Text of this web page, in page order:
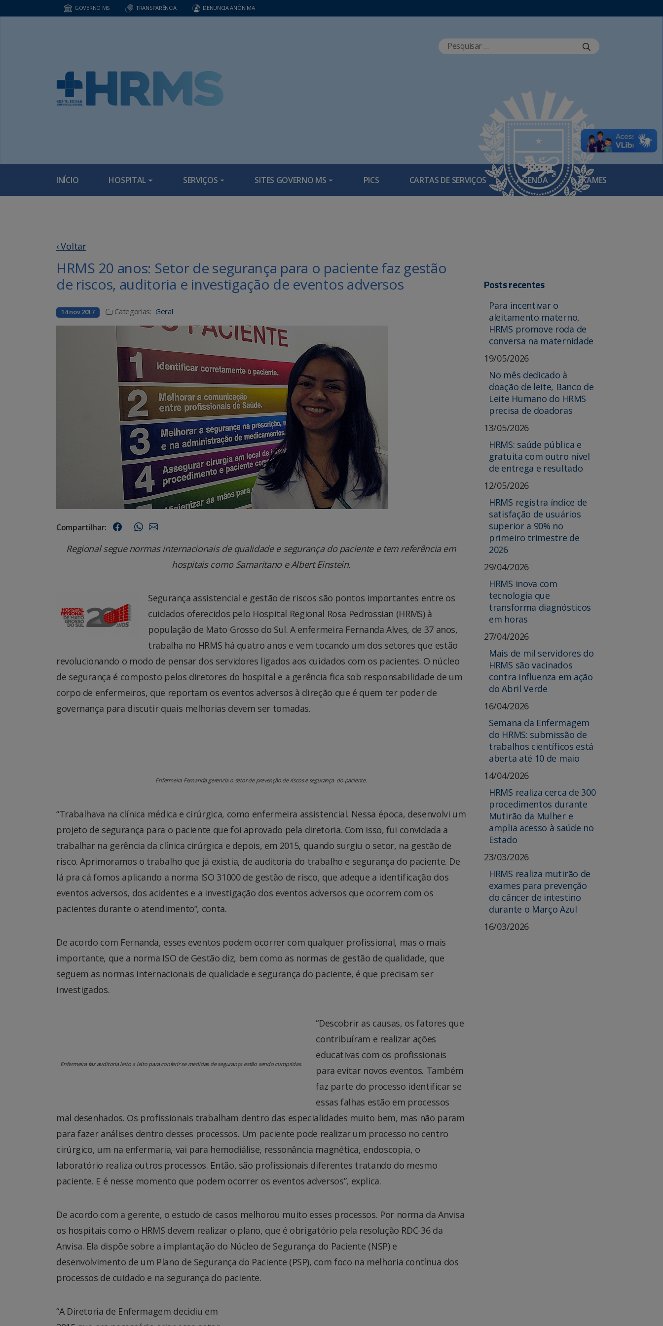
GOVERNO MS TRANSPARÊNCIA DENUNCIA ANÔNIMA
INÍCIO HOSPITAL SERVIÇOS SITES GOVERNO MS PICS CARTAS DE SERVIÇOS AGENDA EXAMES
‹ Voltar
HRMS 20 anos: Setor de segurança para o paciente faz gestão
de riscos, auditoria e investigação de eventos adversos
14 nov 2017 Categorias: Geral
Compartilhar:
Regional segue normas internacionais de qualidade e segurança do paciente e tem referência em
hospitais como Samaritano e Albert Einstein.
Segurança assistencial e gestão de riscos são pontos importantes entre os
cuidados oferecidos pelo Hospital Regional Rosa Pedrossian (HRMS) à
população de Mato Grosso do Sul. A enfermeira Fernanda Alves, de 37 anos,
trabalha no HRMS há quatro anos e vem tocando um dos setores que estão
revolucionando o modo de pensar dos servidores ligados aos cuidados com os pacientes. O núcleo
de segurança é composto pelos diretores do hospital e a gerência fica sob responsabilidade de um
corpo de enfermeiros, que reportam os eventos adversos à direção que é quem ter poder de
governança para discutir quais melhorias devem ser tomadas.
Enfermeira Fernanda gerencia o setor de prevenção de riscos e segurança do paciente.
“Trabalhava na clínica médica e cirúrgica, como enfermeira assistencial. Nessa época, desenvolvi um
projeto de segurança para o paciente que foi aprovado pela diretoria. Com isso, fui convidada a
trabalhar na gerência da clínica cirúrgica e depois, em 2015, quando surgiu o setor, na gestão de
risco. Aprimoramos o trabalho que já existia, de auditoria do trabalho e segurança do paciente. De
lá pra cá fomos aplicando a norma ISO 31000 de gestão de risco, que adeque a identificação dos
eventos adversos, dos acidentes e a investigação dos eventos adversos que ocorrem com os
pacientes durante o atendimento”, conta.
De acordo com Fernanda, esses eventos podem ocorrer com qualquer profissional, mas o mais
importante, que a norma ISO de Gestão diz, bem como as normas de gestão de qualidade, que
seguem as normas internacionais de qualidade e segurança do paciente, é que precisam ser
investigados.
Enfermeira faz auditoria leito a leito para conferir se medidas de segurança estão sendo cumpridas.
“Descobrir as causas, os fatores que
contribuíram e realizar ações
educativas com os profissionais
para evitar novos eventos. Também
faz parte do processo identificar se
essas falhas estão em processos
mal desenhados. Os profissionais trabalham dentro das especialidades muito bem, mas não param
para fazer análises dentro desses processos. Um paciente pode realizar um processo no centro
cirúrgico, um na enfermaria, vai para hemodiálise, ressonância magnética, endoscopia, o
laboratório realiza outros processos. Então, são profissionais diferentes tratando do mesmo
paciente. E é nesse momento que podem ocorrer os eventos adversos”, explica.
De acordo com a gerente, o estudo de casos melhorou muito esses processos. Por norma da Anvisa
os hospitais como o HRMS devem realizar o plano, que é obrigatório pela resolução RDC-36 da
Anvisa. Ela dispõe sobre a implantação do Núcleo de Segurança do Paciente (NSP) e
desenvolvimento de um Plano de Segurança do Paciente (PSP), com foco na melhoria contínua dos
processos de cuidado e na segurança do paciente.
“A Diretoria de Enfermagem decidiu em
Posts recentes
Para incentivar o
aleitamento materno,
HRMS promove roda de
conversa na maternidade
19/05/2026
No mês dedicado à
doação de leite, Banco de
Leite Humano do HRMS
precisa de doadoras
13/05/2026
HRMS: saúde pública e
gratuita com outro nível
de entrega e resultado
12/05/2026
HRMS registra índice de
satisfação de usuários
superior a 90% no
primeiro trimestre de
2026
29/04/2026
HRMS inova com
tecnologia que
transforma diagnósticos
em horas
27/04/2026
Mais de mil servidores do
HRMS são vacinados
contra influenza em ação
do Abril Verde
16/04/2026
Semana da Enfermagem
do HRMS: submissão de
trabalhos científicos está
aberta até 10 de maio
14/04/2026
HRMS realiza cerca de 300
procedimentos durante
Mutirão da Mulher e
amplia acesso à saúde no
Estado
23/03/2026
HRMS realiza mutirão de
exames para prevenção
do câncer de intestino
durante o Março Azul
16/03/2026